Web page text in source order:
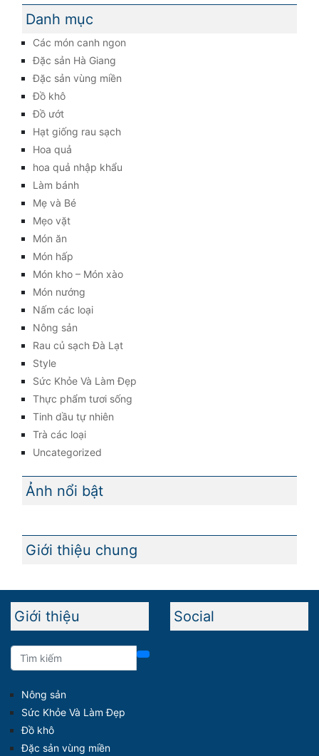
Danh mục
Các món canh ngon
Đặc sản Hà Giang
Đặc sản vùng miền
Đồ khô
Đồ ướt
Hạt giống rau sạch
Hoa quả
hoa quả nhập khẩu
Làm bánh
Mẹ và Bé
Mẹo vặt
Món ăn
Món hấp
Món kho – Món xào
Món nướng
Nấm các loại
Nông sản
Rau củ sạch Đà Lạt
Style
Sức Khỏe Và Làm Đẹp
Thực phẩm tươi sống
Tinh dầu tự nhiên
Trà các loại
Uncategorized
Ảnh nổi bật
Giới thiệu chung
Giới thiệu
Nông sản
Sức Khỏe Và Làm Đẹp
Đồ khô
Đặc sản vùng miền
Social